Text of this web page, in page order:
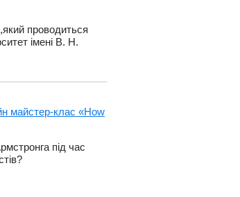
проводиться
імені В. Н.
майстер-клас «How
під час